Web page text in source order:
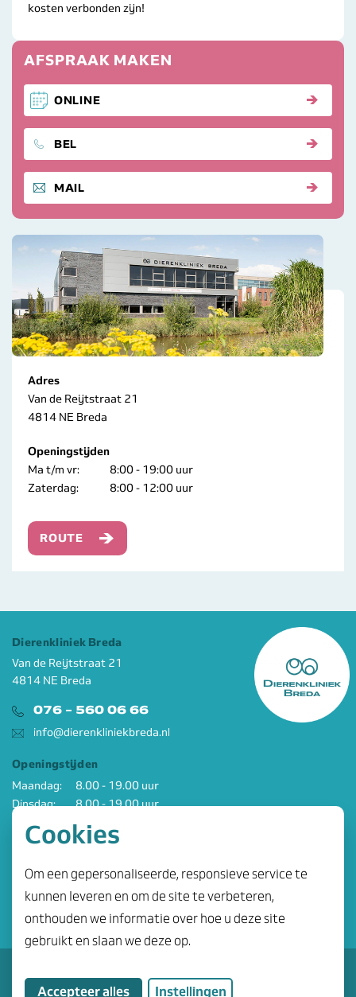
Cookies
Om een gepersonaliseerde, responsieve service te
kunnen leveren en om de site te verbeteren,
onthouden we informatie over hoe u deze site
gebruikt en slaan we deze op.
Accepteer alles Instellingen
kosten verbonden zijn!
AFSPRAAK MAKEN
ONLINE
BEL
STUUR ONS EEN
MAIL
Adres
Van de Reijtstraat 21
4814 NE Breda
ROUTE
Openingstijden
Ma t/m vr:
8:00 - 19:00 uur
Zaterdag:
8:00 - 12:00 uur
Dierenkliniek Breda
Van de Reijtstraat 21
4814 NE Breda
076 - 560 06 66
info@dierenkliniekbreda.nl
Openingstijden
Maandag:
8.00 - 19.00 uur
Dinsdag:
8.00 - 19.00 uur
Woensdag:
8.00 - 19.00 uur
Donderdag: 8.00 - 19.00 uur
Zaterdag:
8.00 - 12.00 uur
Ga naar facebook
Ga naar instagram
Algemene voorwaarden